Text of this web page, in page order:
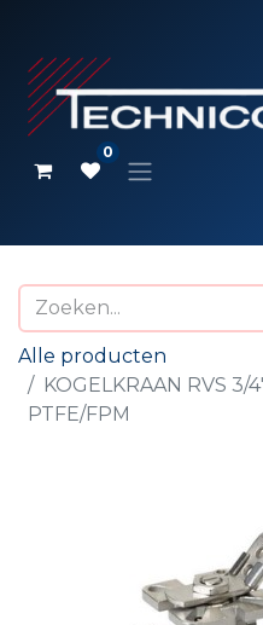
0
Alle producten
KOGELKRAAN RVS 3/
PTFE/FPM